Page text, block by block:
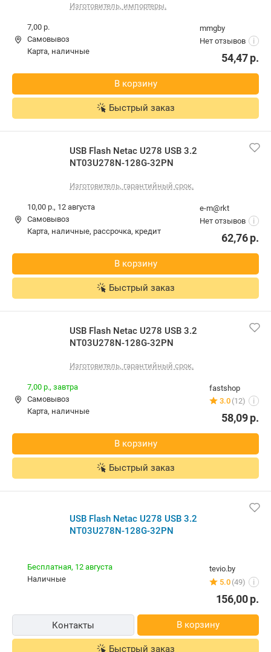
Изготовитель, импортеры.
mmgby
Нет отзывов
i
7,00 р.
Самовывоз
карта, наличные
54,47р.
В корзину
Быстрый заказ
USB Flash Netac U278 USB 3.2
NT03U278N-128G-32PN
Изготовитель, гарантийный срок.
e-m@rkt
Нет отзывов
i
10,00 р., 12 августа
Самовывоз
карта, наличные, рассрочка, кредит
62,76р.
В корзину
Быстрый заказ
USB Flash Netac U278 USB 3.2
NT03U278N-128G-32PN
Изготовитель, гарантийный срок.
fastshop
3.0 (12) i
7,00 р., завтра
Самовывоз
карта, наличные
58,09р.
В корзину
Быстрый заказ
USB Flash Netac U278 USB 3.2
NT03U278N-128G-32PN
tevio.by
5.0 (49) i
Бесплатная, 12 августа
наличные
156,00р.
Контакты В корзину
Быстрый заказ